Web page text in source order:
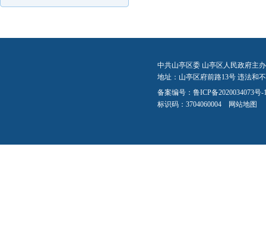
中共山亭区委 山亭区人民政府主
地址：山亭区府前路13号 违法和
备案编号： 鲁ICP备2020034073号-
标识码：3704060004 网站地图